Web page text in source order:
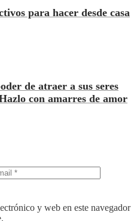
para hacer desde casa
de atraer a sus seres
con amarres de amor
y web en este navegador